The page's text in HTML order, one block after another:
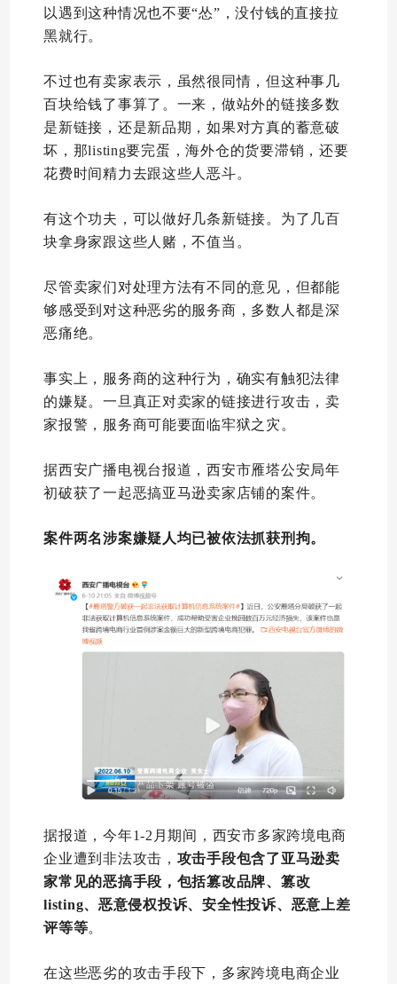
以遇到这种情况也不要“怂”，没付钱的直接拉
黑就行。
不过也有卖家表示，虽然很同情，但这种事几
百块给钱了事算了。一来，做站外的链接多数
是新链接，还是新品期，如果对方真的蓄意破
坏，那listing要完蛋，海外仓的货要滞销，还要
花费时间精力去跟这些人恶斗。
有这个功夫，可以做好几条新链接。为了几百
块拿身家跟这些人赌，不值当。
尽管卖家们对处理方法有不同的意见，但都能
够感受到对这种恶劣的服务商，多数人都是深
恶痛绝。
事实上，服务商的这种行为，确实有触犯法律
的嫌疑。一旦真正对卖家的链接进行攻击，卖
家报警，服务商可能要面临牢狱之灾。
据西安广播电视台报道，西安市雁塔公安局年
初破获了一起恶搞亚马逊卖家店铺的案件。
案件两名涉案嫌疑人均已被依法抓获刑拘。
据报道，今年1-2月期间，西安市多家跨境电商
企业遭到非法攻击， 攻击手段包含了亚马逊卖
家常见的恶搞手段，包括篡改品牌、篡改
listing、恶意侵权投诉、安全性投诉、恶意上差
评等等。
在这些恶劣的攻击手段下，多家跨境电商企业